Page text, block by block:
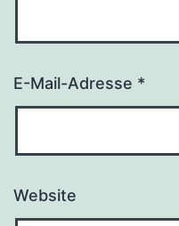
E-Mail-Adresse *
Website